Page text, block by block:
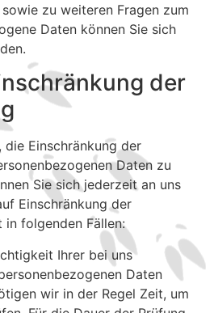
zu weiteren Fragen zum
Daten können Sie sich
der
die Einschränkung der
Daten zu
Sie sich jederzeit an uns
Einschränkung der
folgenden Fällen:
Ihrer bei uns
Daten
wir in der Regel Zeit, um